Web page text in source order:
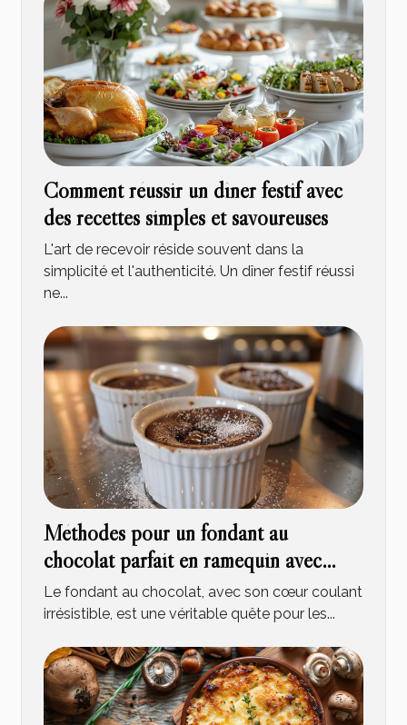
Comment réussir un dîner festif avec
des recettes simples et savoureuses
L'art de recevoir réside souvent dans la
simplicité et l'authenticité. Un dîner festif réussi
ne...
Méthodes pour un fondant au
chocolat parfait en ramequin avec
multicuiseur
Le fondant au chocolat, avec son cœur coulant
irrésistible, est une véritable quête pour les...